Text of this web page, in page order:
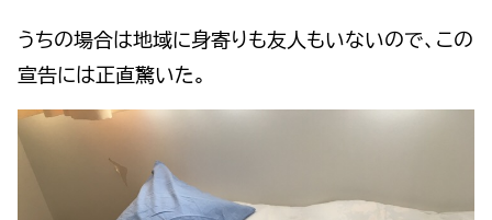
うちの場合は地域に身寄りも友人もいないので、この
宣告には正直驚いた。